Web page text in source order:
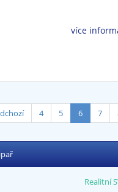
více
4 5 6 7
Realitní